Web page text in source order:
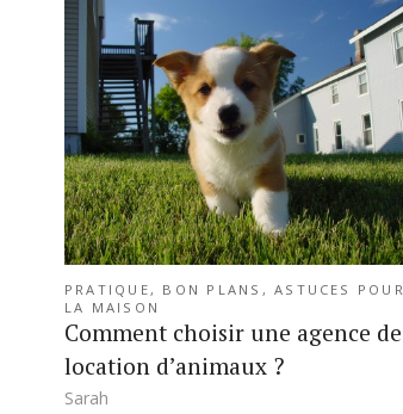
PRATIQUE, BON PLANS, ASTUCES POUR
LA MAISON
Comment choisir une agence de
location d’animaux ?
Sarah